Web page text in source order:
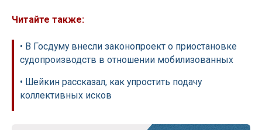
Читайте также:
• В Госдуму внесли законопроект о приостановке
судопроизводств в отношении мобилизованных
• Шейкин рассказал, как упростить подачу
коллективных исков